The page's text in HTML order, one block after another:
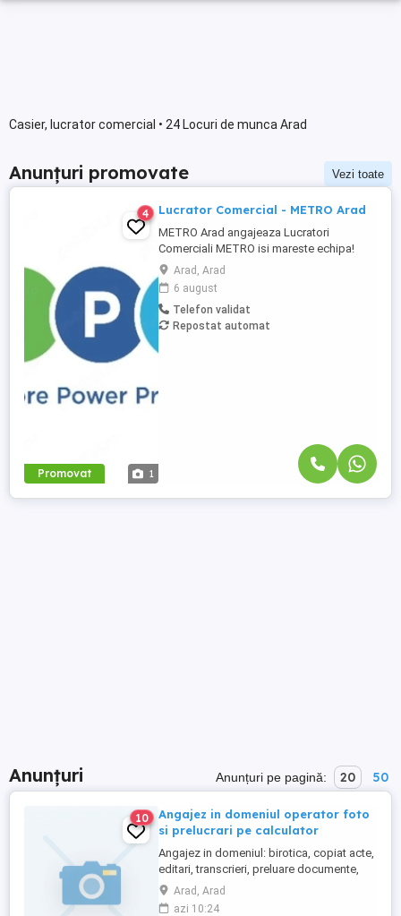
Casier, lucrator comercial • 24 Locuri de munca Arad
Anunțuri promovate Vezi toate
Promovat 1
4 Lucrator Comercial - METRO Arad
METRO Arad angajeaza Lucratori
Comerciali METRO isi mareste echipa!
Recrutam Lucratori Comerciali pentru
magazinul METRO Arad, situat pe Sos.
Calea Zimandului, nr. 43C. Ce vei face:
Alimentarea rafturilor cu marfa; Aranjarea
produselor conform principiului FIFO;
Arad, Arad
6 august
Telefon validat
Repostat automat
Anunțuri Anunțuri pe pagină: 20 50
10
Angajez in domeniul operator foto
si prelucrari pe calculator
Angajez in domeniul: birotica, copiat acte,
editari, transcrieri, preluare documente,
consultant vanzari, printari. detalii la
telefon
Arad, Arad
azi 10:24